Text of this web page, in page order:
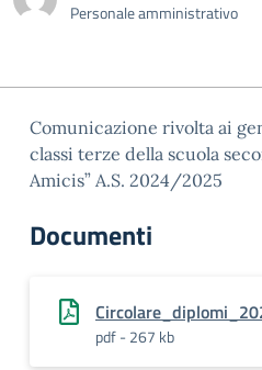
Personale amministrativo
Comunicazione rivolta ai
classi terze della scuola
Amicis” A.S. 2024/2025
Documenti
pdf - 267 kb